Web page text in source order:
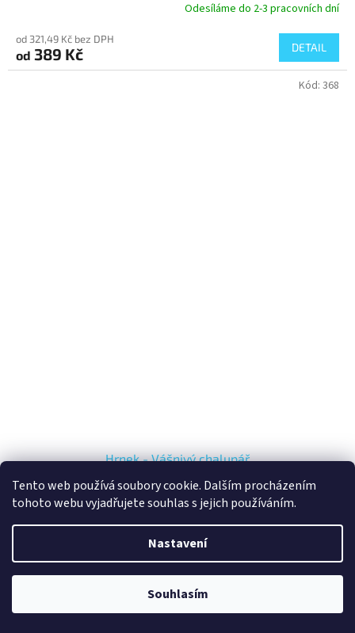
Tento web používá soubory cookie. Dalším procházením
tohoto webu vyjadřujete souhlas s jejich používáním.
Nastavení
Souhlasím
Odesíláme do 2-3 pracovních dní
od 321,49 Kč bez DPH
od 389 Kč DETAIL
Hrnek - Vášnivý chalupář
Momentálně nedostupné
Kód: 368